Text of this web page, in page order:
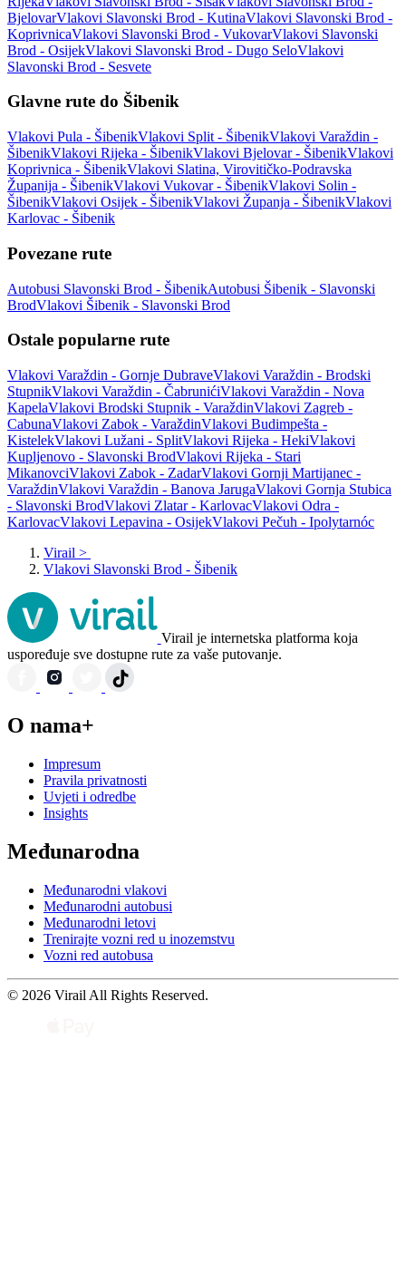
BjelovarVlakovi Slavonski Brod - KutinaVlakovi Slavonski Brod -
KoprivnicaVlakovi Slavonski Brod - VukovarVlakovi Slavonski
Brod - OsijekVlakovi Slavonski Brod - Dugo SeloVlakovi
Slavonski Brod - Sesvete
Glavne rute do Šibenik
Vlakovi Pula - ŠibenikVlakovi Split - ŠibenikVlakovi Varaždin -
ŠibenikVlakovi Rijeka - ŠibenikVlakovi Bjelovar - ŠibenikVlakovi
Koprivnica - ŠibenikVlakovi Slatina, Virovitičko-Podravska
Županija - ŠibenikVlakovi Vukovar - ŠibenikVlakovi Solin -
ŠibenikVlakovi Osijek - ŠibenikVlakovi Županja - ŠibenikVlakovi
Karlovac - Šibenik
Povezane rute
Autobusi Slavonski Brod - ŠibenikAutobusi Šibenik - Slavonski
BrodVlakovi Šibenik - Slavonski Brod
Ostale popularne rute
Vlakovi Varaždin - Gornje DubraveVlakovi Varaždin - Brodski
StupnikVlakovi Varaždin - ČabrunićiVlakovi Varaždin - Nova
KapelaVlakovi Brodski Stupnik - VaraždinVlakovi Zagreb -
CabunaVlakovi Zabok - VaraždinVlakovi Budimpešta -
KistelekVlakovi Lužani - SplitVlakovi Rijeka - HekiVlakovi
Kupljenovo - Slavonski BrodVlakovi Rijeka - Stari
MikanovciVlakovi Zabok - ZadarVlakovi Gornji Martijanec -
VaraždinVlakovi Varaždin - Banova JarugaVlakovi Gornja Stubica
- Slavonski BrodVlakovi Zlatar - KarlovacVlakovi Odra -
KarlovacVlakovi Lepavina - OsijekVlakovi Pečuh - Ipolytarnóc
Virail >
Vlakovi Slavonski Brod - Šibenik
Virail je internetska platforma koja
uspoređuje sve dostupne rute za vaše putovanje.
O nama+
Impresum
Pravila privatnosti
Uvjeti i odredbe
Insights
Međunarodna
Međunarodni vlakovi
Međunarodni autobusi
Međunarodni letovi
Trenirajte vozni red u inozemstvu
Vozni red autobusa
© 2026 Virail All Rights Reserved.